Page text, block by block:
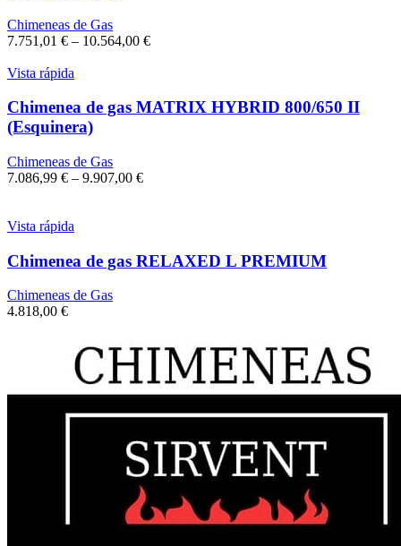
Chimeneas de Gas
7.751,01 € – 10.564,00 €
Vista rápida
Chimenea de gas MATRIX HYBRID 800/650 II
(Esquinera)
Chimeneas de Gas
7.086,99 € – 9.907,00 €
Vista rápida
Chimenea de gas RELAXED L PREMIUM
Chimeneas de Gas
4.818,00 €